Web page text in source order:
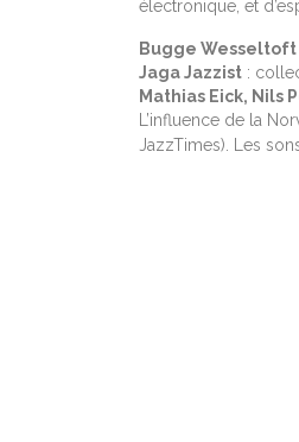
électronique, et
Bugge Wesseltoft
Jaga Jazzist :
Mathias Eick, Nils
L’influence de la
JazzTimes). Les